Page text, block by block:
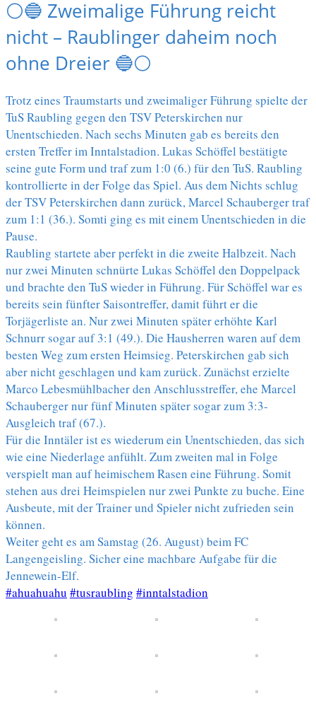
⚪️🔵 Zweimalige Führung reicht
nicht – Raublinger daheim noch
ohne Dreier 🔵⚪️
Trotz eines Traumstarts und zweimaliger Führung spielte der
TuS Raubling gegen den TSV Peterskirchen nur
Unentschieden. Nach sechs Minuten gab es bereits den
ersten Treffer im Inntalstadion. Lukas Schöffel bestätigte
seine gute Form und traf zum 1:0 (6.) für den TuS. Raubling
kontrollierte in der Folge das Spiel. Aus dem Nichts schlug
der TSV Peterskirchen dann zurück, Marcel Schauberger traf
zum 1:1 (36.). Somti ging es mit einem Unentschieden in die
Pause.
Raubling startete aber perfekt in die zweite Halbzeit. Nach
nur zwei Minuten schnürte Lukas Schöffel den Doppelpack
und brachte den TuS wieder in Führung. Für Schöffel war es
bereits sein fünfter Saisontreffer, damit führt er die
Torjägerliste an. Nur zwei Minuten später erhöhte Karl
Schnurr sogar auf 3:1 (49.). Die Hausherren waren auf dem
besten Weg zum ersten Heimsieg. Peterskirchen gab sich
aber nicht geschlagen und kam zurück. Zunächst erzielte
Marco Lebesmühlbacher den Anschlusstreffer, ehe Marcel
Schauberger nur fünf Minuten später sogar zum 3:3-
Ausgleich traf (67.).
Für die Inntäler ist es wiederum ein Unentschieden, das sich
wie eine Niederlage anfühlt. Zum zweiten mal in Folge
verspielt man auf heimischem Rasen eine Führung. Somit
stehen aus drei Heimspielen nur zwei Punkte zu buche. Eine
Ausbeute, mit der Trainer und Spieler nicht zufrieden sein
können.
Weiter geht es am Samstag (26. August) beim FC
Langengeisling. Sicher eine machbare Aufgabe für die
Jennewein-Elf.
#ahuahuahu #tusraubling #inntalstadion